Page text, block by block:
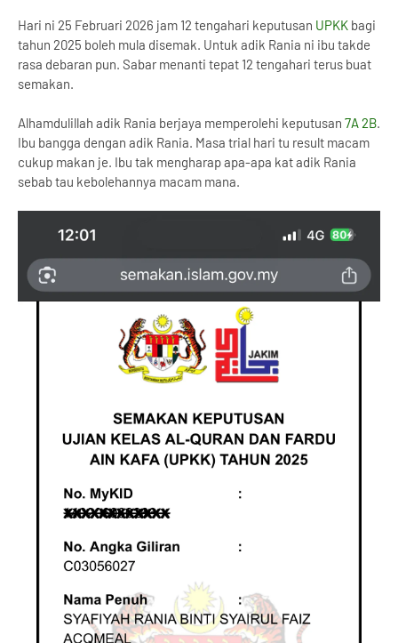
Hari ni 25 Februari 2026 jam 12 tengahari keputusan UPKK bagi
tahun 2025 boleh mula disemak. Untuk adik Rania ni ibu takde
rasa debaran pun. Sabar menanti tepat 12 tengahari terus buat
semakan.
Alhamdulillah adik Rania berjaya memperolehi keputusan 7A 2B.
Ibu bangga dengan adik Rania. Masa trial hari tu result macam
cukup makan je. Ibu tak mengharap apa-apa kat adik Rania
sebab tau kebolehannya macam mana.